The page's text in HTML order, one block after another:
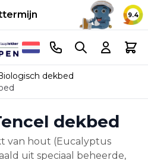
9.4
Telefoonnummer
Search Cart
dekbed
dekbed
van hout (Eucalyptus
uit speciaal beheerde,